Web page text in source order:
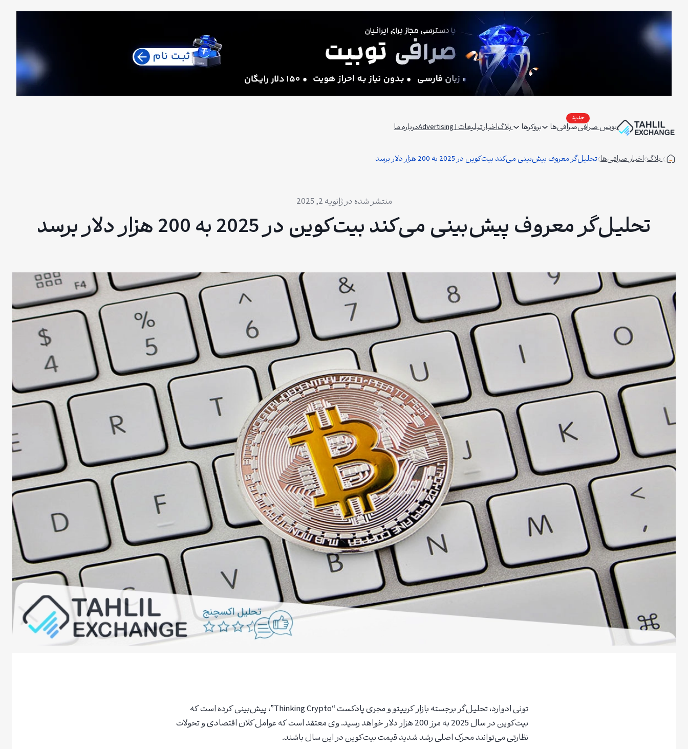
بونس صرافیصرافی‌ها بروکرها بلاگاخبارتبلیغات | Advertising درباره ما
بلاگ اخبار صرافی‌ها تحلیل‌گر معروف پیش‌بینی می‌کند بیت‌کوین در 2025 به 200 هزار دلار برسد
ژانویه 2, 2025
تحلیل‌گر معروف پیش‌بینی می‌کند بیت‌کوین در 2025 به 200 هزار دلار برسد
تونی ادوارد، تحلیل‌گر برجسته بازار کریپتو و مجری پادکست “Thinking Crypto”، پیش‌بینی کرده است که
بیت‌کوین در سال 2025 به مرز 200 هزار دلار خواهد رسید. وی معتقد است که عوامل کلان اقتصادی و تحولات
نظارتی می‌توانند محرک اصلی رشد شدید قیمت بیت‌کوین در این سال باشند.